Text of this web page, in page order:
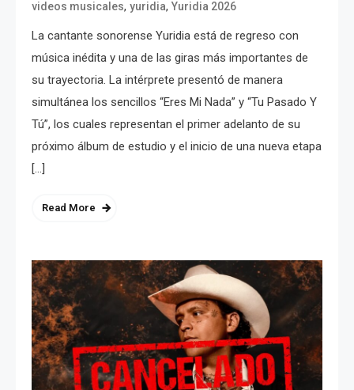
videos musicales, yuridia, Yuridia 2026
La cantante sonorense Yuridia está de regreso con
música inédita y una de las giras más importantes de
su trayectoria. La intérprete presentó de manera
simultánea los sencillos “Eres Mi Nada” y “Tu Pasado Y
Tú”, los cuales representan el primer adelanto de su
próximo álbum de estudio y el inicio de una nueva etapa
[…]
Read More